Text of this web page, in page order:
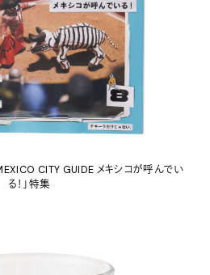
CITY GUIDE メキシコが呼んでい
る！」特集